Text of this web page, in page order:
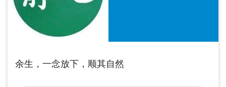
余生，一念放下，顺其自然